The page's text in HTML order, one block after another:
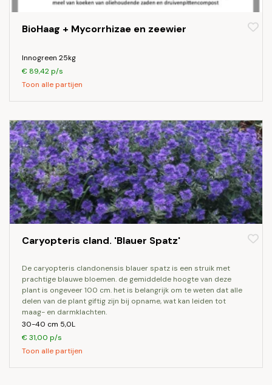
BioHaag + Mycorrhizae en zeewier
Innogreen 25kg
€ 89,42 p/s
Toon alle partijen
Caryopteris cland. 'Blauer Spatz'
de caryopteris clandonensis blauer spatz is een struik met
prachtige blauwe bloemen. de gemiddelde hoogte van deze
plant is ongeveer 100 cm. het is belangrijk om te weten dat alle
delen van de plant giftig zijn bij opname, wat kan leiden tot
maag- en darmklachten.
30-40 cm 5,0L
€ 31,00 p/s
Toon alle partijen